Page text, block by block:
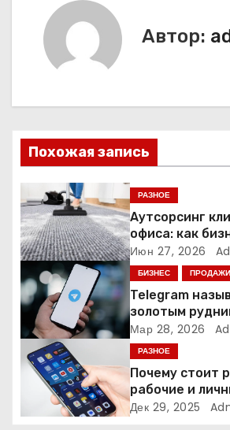
ц
и
я
п
о
з
а
п
и
с
Автор:
Похожая запись
РАЗНОЕ
Аутсорсинг
офиса: как
время и деньги
Июн 27, 2026
БИЗНЕС ПРОДАЖИ
Telegram
золотым
креаторов: как
создают
Мар 28, 2026
РАЗНОЕ
Почему стоит
рабочие и
— и чем опасно
Дек 29, 2025